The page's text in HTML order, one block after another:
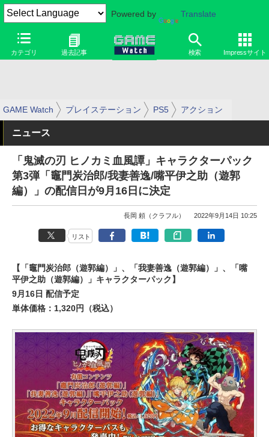
Powered by Translate
カテゴリ 過去記事 検索 Impressサイト
GAME Watch プレイステーション PS5 アクション
ニュース
「鬼滅の刃 ヒノカミ血風譚」キャラクターパック
第3弾「竈門炭治郎/我妻善逸/嘴平伊之助（遊郭
編）」の配信日が9月16日に決定
長岡 頼（クラフル） 2022年9月14日 10:25
リスト
【「竈門炭治郎（遊郭編）」、「我妻善逸（遊郭編）」、「嘴
平伊之助（遊郭編）」キャラクターパック】
9月16日 配信予定
単体価格：1,320円（税込）